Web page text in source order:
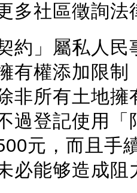
多社區徵詢
約」屬私人
有權添加限
非所有土地
過登記使用
元，而且手
必能够造成阻